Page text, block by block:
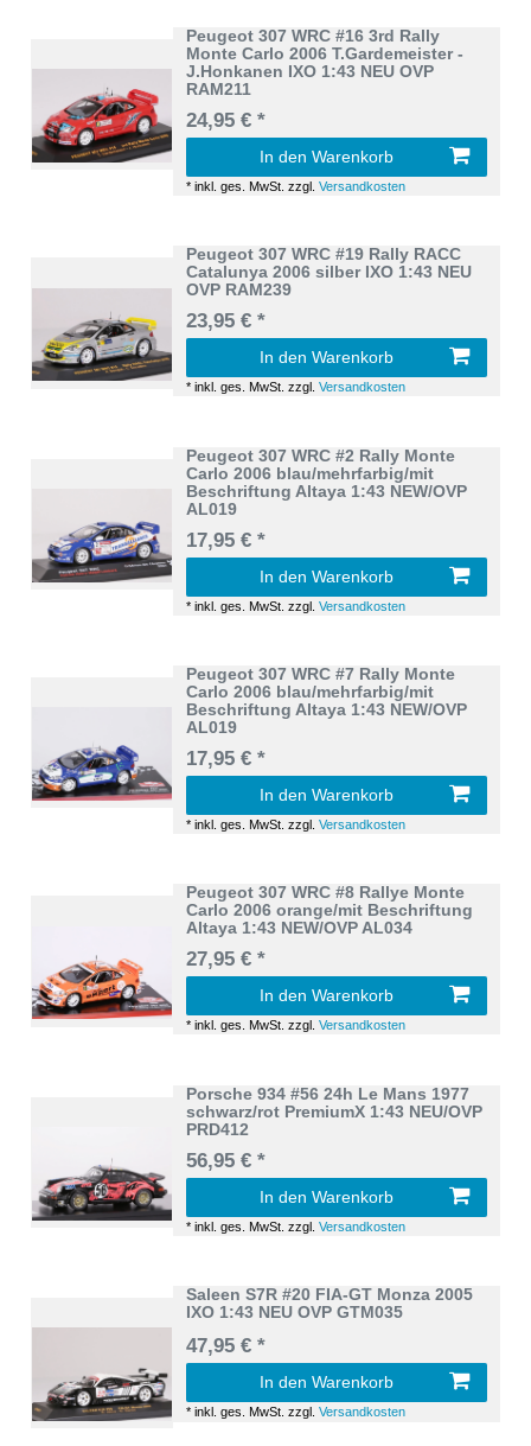
Peugeot 307 WRC #16 3rd Rally
Monte Carlo 2006 T.Gardemeister -
J.Honkanen IXO 1:43 NEU OVP
RAM211
24,95 € *
In den Warenkorb
*inkl. ges. MwSt. zzgl.Versandkosten
Peugeot 307 WRC #19 Rally RACC
Catalunya 2006 silber IXO 1:43 NEU
OVP RAM239
23,95 € *
In den Warenkorb
*inkl. ges. MwSt. zzgl.Versandkosten
Peugeot 307 WRC #2 Rally Monte
Carlo 2006 blau/mehrfarbig/mit
Beschriftung Altaya 1:43 NEW/OVP
AL019
17,95 € *
In den Warenkorb
*inkl. ges. MwSt. zzgl.Versandkosten
Peugeot 307 WRC #7 Rally Monte
Carlo 2006 blau/mehrfarbig/mit
Beschriftung Altaya 1:43 NEW/OVP
AL019
17,95 € *
In den Warenkorb
*inkl. ges. MwSt. zzgl.Versandkosten
Peugeot 307 WRC #8 Rallye Monte
Carlo 2006 orange/mit Beschriftung
Altaya 1:43 NEW/OVP AL034
27,95 € *
In den Warenkorb
*inkl. ges. MwSt. zzgl.Versandkosten
Porsche 934 #56 24h Le Mans 1977
schwarz/rot PremiumX 1:43 NEU/OVP
PRD412
56,95 € *
In den Warenkorb
*inkl. ges. MwSt. zzgl.Versandkosten
Saleen S7R #20 FIA-GT Monza 2005
IXO 1:43 NEU OVP GTM035
47,95 € *
In den Warenkorb
*inkl. ges. MwSt. zzgl.Versandkosten